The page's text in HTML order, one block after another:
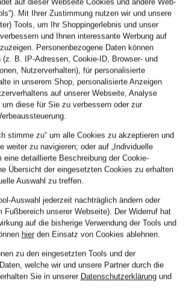
auf dieser Webseite Cookies und andere Web-
Mit Ihrer Zustimmung nutzen wir und unsere
Tools, um Ihr Shoppingerlebnis und unser
und Ihnen interessante Werbung auf
Personenbezogene Daten können
(z. B. IP-Adressen, Cookie-ID, Browser- und
Nutzerverhalten), für personalisierte
in unserem Shop, personalisierte Anzeigen
auf unserer Webseite, Analyse
diese für Sie zu verbessern oder zur
stimme zu“ um alle Cookies zu akzeptieren und
weiter zu navigieren; oder auf „Individuelle
eine detaillierte Beschreibung der Cookie-
Übersicht der eingesetzten Cookies zu erhalten
Auswahl zu treffen.
Auswahl jederzeit nachträglich ändern oder
Fußbereich unserer Webseite). Der Widerruf hat
auf die bisherige Verwendung der Tools und
hierden Einsatz von Cookies ablehnen.
zu den eingesetzten Tools und der
welche wir und unsere Partner durch die
Sie in unserer Datenschutzerklärungund